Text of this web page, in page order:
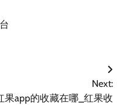
Next:
果app的收藏在哪_红果收